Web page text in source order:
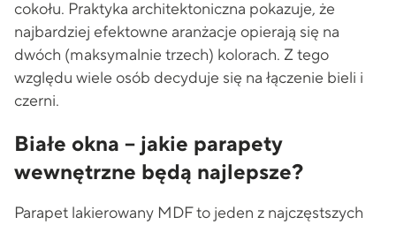
cokołu. Praktyka architektoniczna pokazuje, że
najbardziej efektowne aranżacje opierają się na
dwóch (maksymalnie trzech) kolorach. Z tego
względu wiele osób decyduje się na łączenie bieli i
czerni.
Białe okna – jakie parapety
wewnętrzne będą najlepsze?
Parapet lakierowany MDF to jeden z najczęstszych